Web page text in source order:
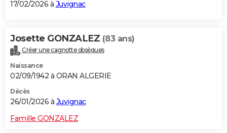
17/02/2026 à Juvignac
Josette GONZALEZ (83 ans)
Créer une cagnotte obsèques
Naissance
02/09/1942 à ORAN ALGERIE
Décès
26/01/2026 à Juvignac
Famille GONZALEZ